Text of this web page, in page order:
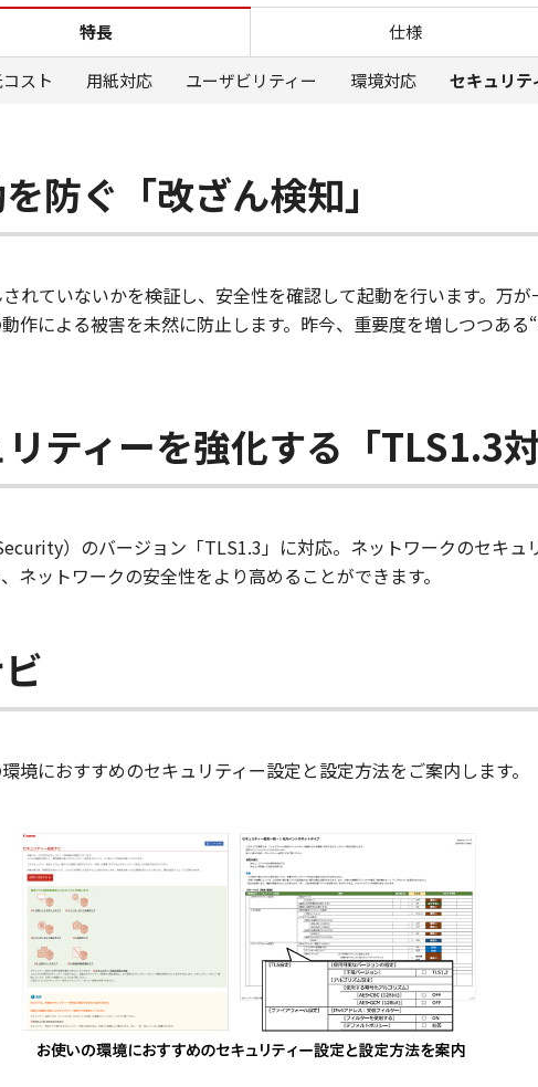
特長 セキュリティー LBP121
特長 仕様
スト 用紙対応 ユーザビリティー 環境対応 セキュリテ
防ぐ「改ざん検知」
れていないかを検証し、安全性を確認して起動を行います。万
作による被害を未然に防止します。昨今、重要度を増しつつあ
ティーを強化する「TLS1.3対
）のバージョン「TLS1.3」に対応。ネットワークのセキュ
ネットワークの安全性をより高めることができます。
境におすすめのセキュリティー設定と設定方法をご案内します。